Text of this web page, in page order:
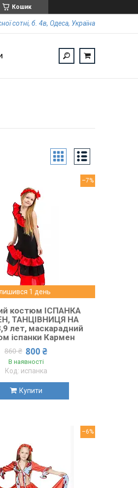
Кошик
сотні, б. 4в, Одеса, Україна
–7%
1 день
костюм ІСПАНКА
ТАНЦІВНИЦЯ НА
лет, маскарадний
іспанки Кармен
860 ₴ 800 ₴
В наявності
испанка
Купити
–6%